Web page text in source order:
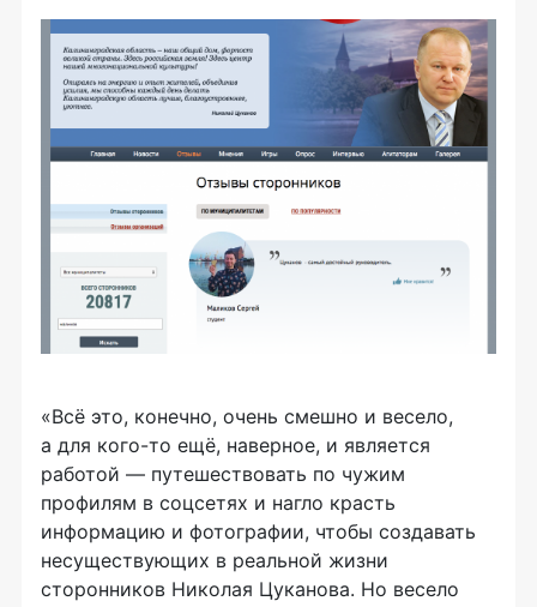
«Всё это, конечно, очень смешно и весело,
а для кого-то ещё, наверное, и является
работой — путешествовать по чужим
профилям в соцсетях и нагло красть
информацию и фотографии, чтобы создавать
несуществующих в реальной жизни
сторонников Николая Цуканова. Но весело